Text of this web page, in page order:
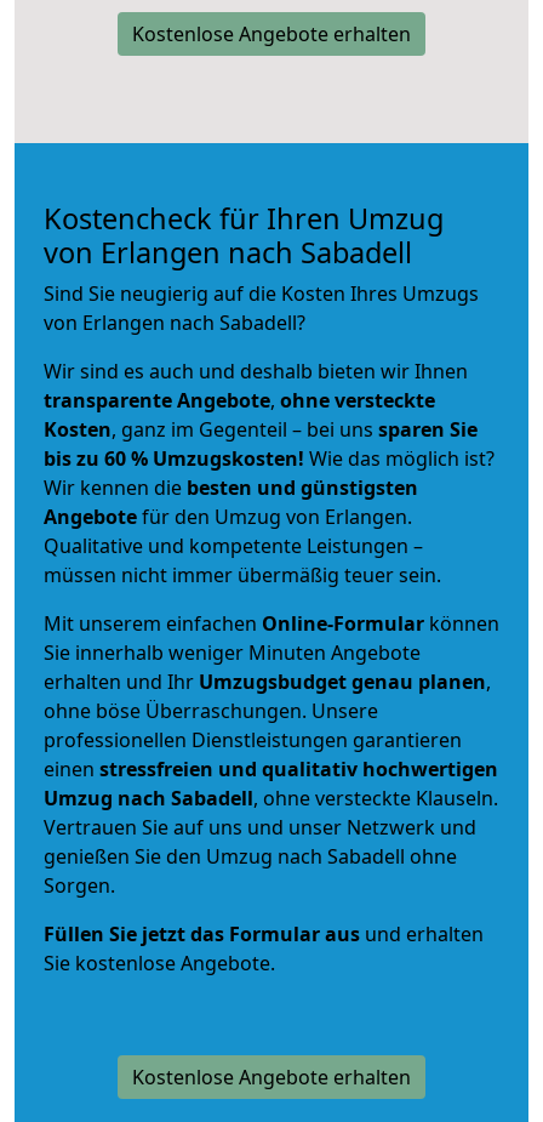
Kostenlose Angebote erhalten
Kostencheck für Ihren Umzug
von Erlangen nach Sabadell
Sind Sie neugierig auf die Kosten Ihres Umzugs
von Erlangen nach Sabadell?
Wir sind es auch und deshalb bieten wir Ihnen
transparente Angebote, ohne versteckte
Kosten, ganz im Gegenteil – bei uns sparen Sie
bis zu 60 % Umzugskosten! Wie das möglich ist?
Wir kennen die besten und günstigsten
Angebotefür den Umzug von Erlangen.
Qualitative und kompetente Leistungen –
müssen nicht immer übermäßig teuer sein.
Mit unserem einfachen Online-Formular können
Sie innerhalb weniger Minuten Angebote
erhalten und Ihr Umzugsbudgetgenau planen,
ohne böse Überraschungen. Unsere
professionellen Dienstleistungen garantieren
einen stressfreien und qualitativ hochwertigen
Umzug nach Sabadell, ohne versteckte Klauseln.
Vertrauen Sie auf uns und unser Netzwerk und
genießen Sie den Umzug nach Sabadell ohne
Sorgen.
Füllen Sie jetzt das Formular aus und erhalten
Sie kostenlose Angebote.
Kostenlose Angebote erhalten